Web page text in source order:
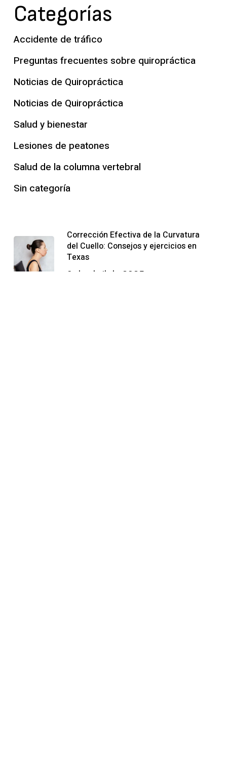
Categorías
Accidente de tráfico
Preguntas frecuentes sobre quiropráctica
Noticias de Quiropráctica
Noticias de Quiropráctica
Salud y bienestar
Lesiones de peatones
Salud de la columna vertebral
Sin categoría
Corrección Efectiva de la Curvatura
del Cuello: Consejos y ejercicios en
Texas
9 de abril de 2025